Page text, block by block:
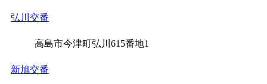
弘川交番
高島市今津町弘川615番地1
新旭交番